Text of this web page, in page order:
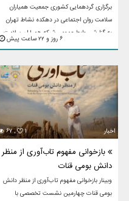
برگزاری گردهمایی کشوری جمعیت همیاران
سلامت روان اجتماعی در دهکده نشاط تهران
به گزارش روابط عمومی شبکه همیاران سلامت
روان اجتماعی (هسرا) استان کرمان، گردهمایی
۶ روز و ۲۲ ساعت پیش
۶۷ , ۱ اخبار
بازخوانی مفهوم تاب‌آوری از منظر
دانش بومی قنات
وبینار بازخوانی مفهوم تاب‌آوری از منظر دانش
بومی قنات چهارمین نشست تخصصی با